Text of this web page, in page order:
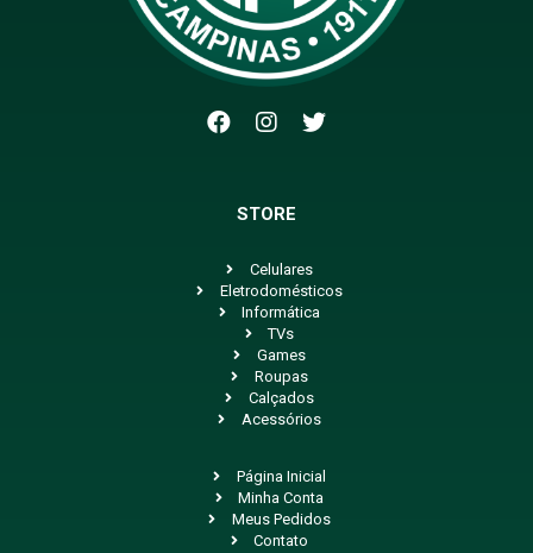
STORE
Celulares
Eletrodomésticos
Informática
TVs
Games
Roupas
Calçados
Acessórios
Página Inicial
Minha Conta
Meus Pedidos
Contato